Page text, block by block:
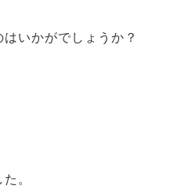
いかがでしょうか？
。